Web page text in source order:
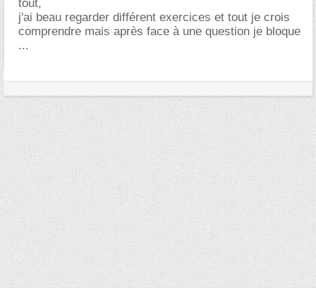
tout,
j'ai beau regarder différent exercices et tout je crois
comprendre mais après face à une question je bloque
...